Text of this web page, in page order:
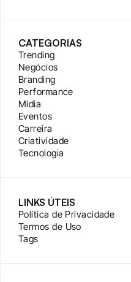
CATEGORIAS
Trending
Negócios
Branding
Performance
Mídia
Eventos
Carreira
Criatividade
Tecnologia
LINKS ÚTEIS
Política de Privacidade
Termos de Uso
Tags